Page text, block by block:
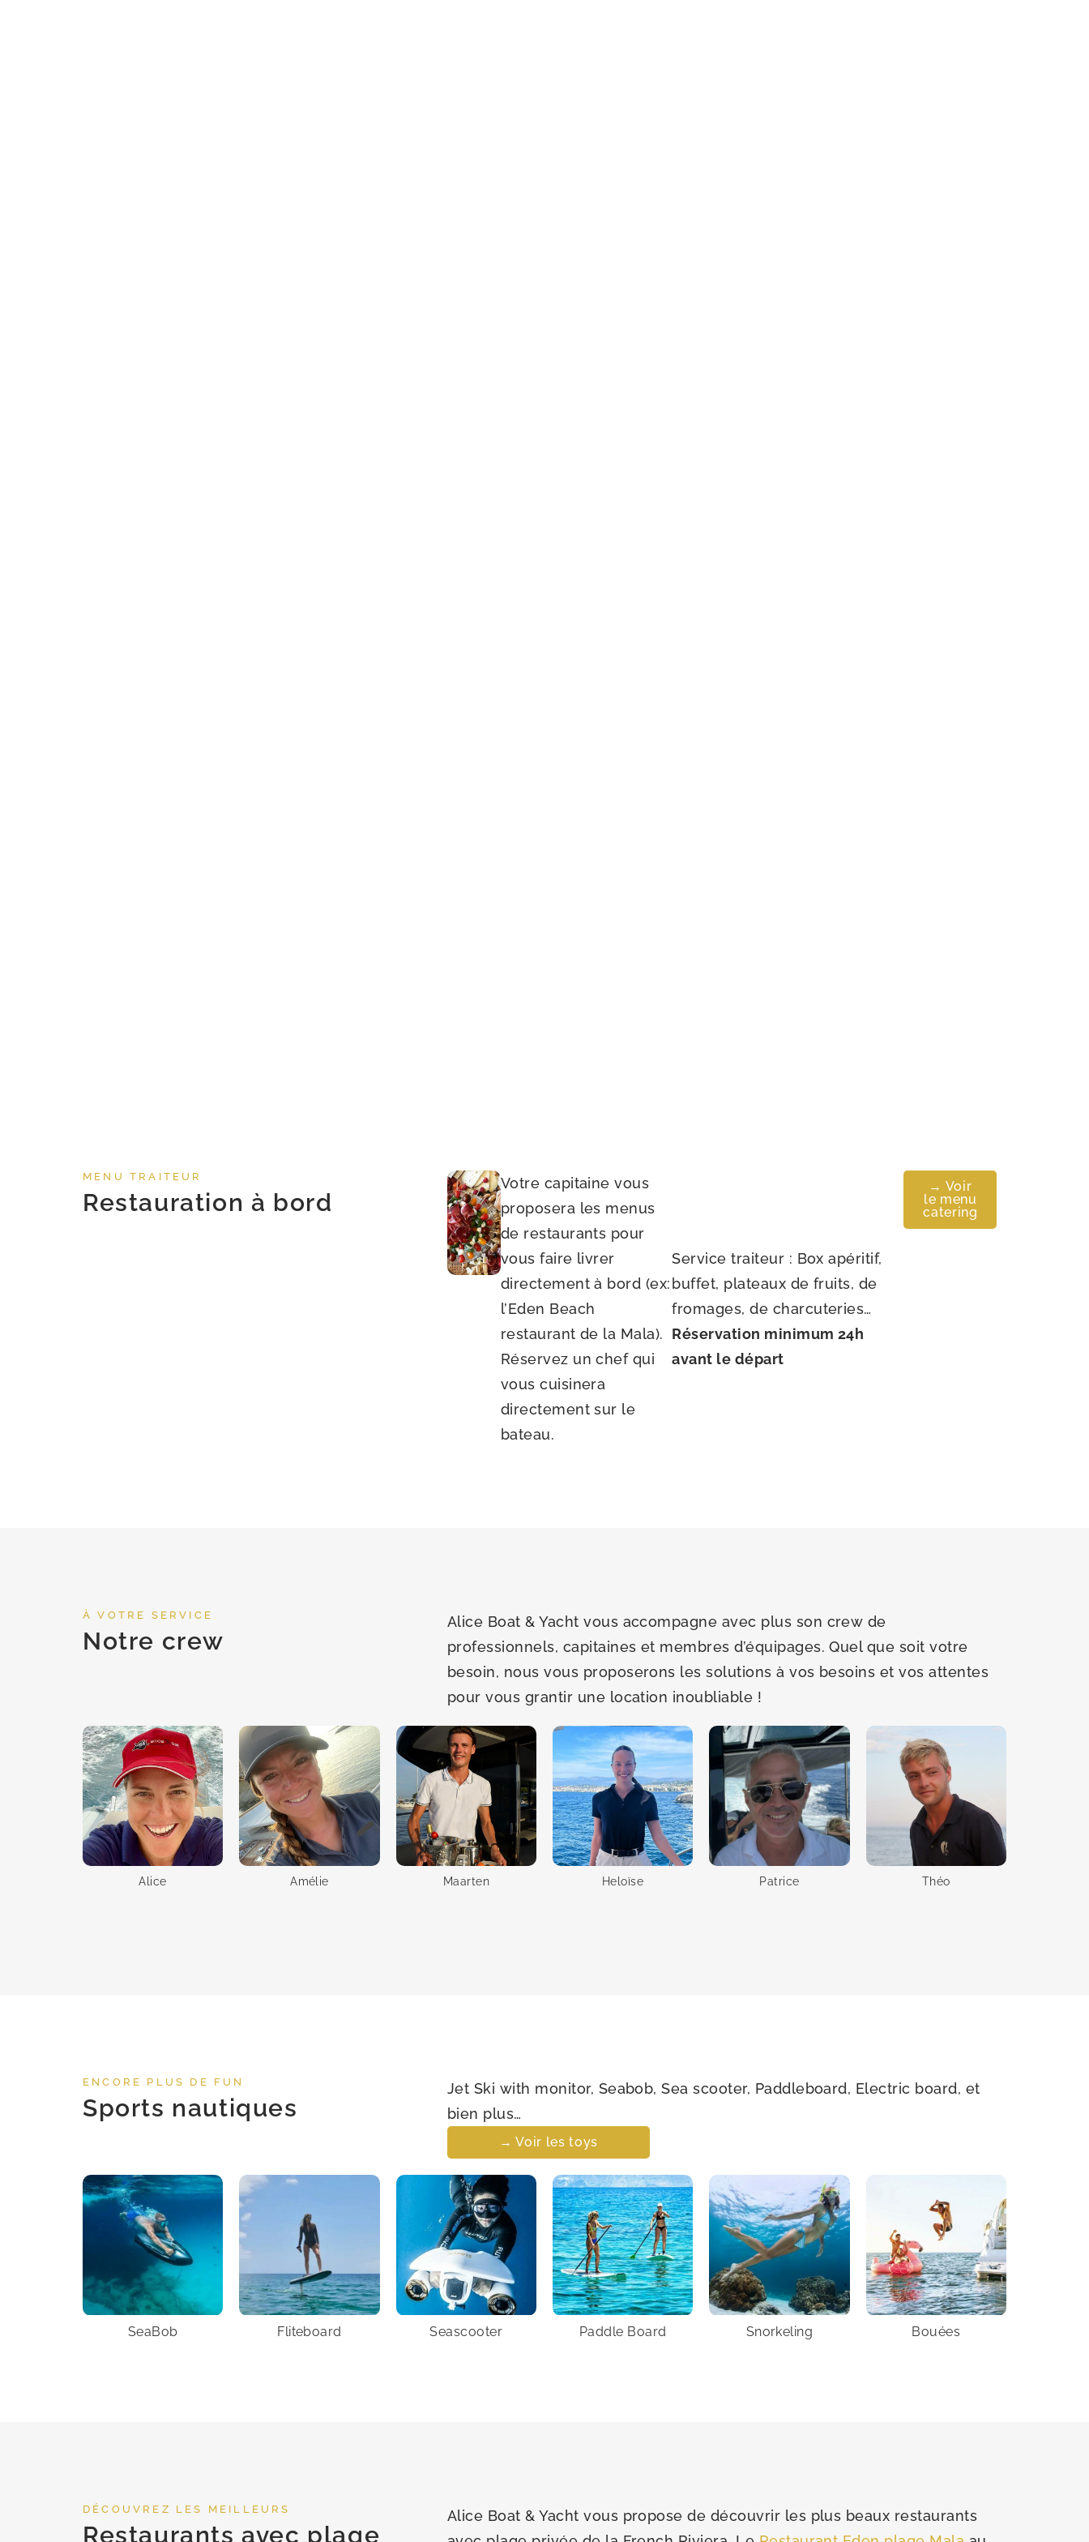
MENU TRAITEUR
Restauration à bord
Votre capitaine vous
proposera les menus
de restaurants pour
vous faire livrer
directement à bord (ex:
l’Eden Beach
restaurant de la Mala).
Réservez un chef qui
vous cuisinera
directement sur le
bateau.
Service traiteur : Box apéritif,
buffet, plateaux de fruits, de
fromages, de charcuteries…
Réservation minimum 24h
avant le départ
→ Voir
le menu
catering
À VOTRE SERVICE
Notre crew
Alice Boat & Yacht vous accompagne avec plus son crew de
professionnels, capitaines et membres d’équipages. Quel que soit votre
besoin, nous vous proposerons les solutions à vos besoins et vos attentes
pour vous grantir une location inoubliable !
Alice Amélie Maarten Heloïse Patrice Théo
ENCORE PLUS DE FUN
Sports nautiques
Jet Ski with monitor, Seabob, Sea scooter, Paddleboard, Electric board, et
bien plus…
→ Voir les toys
SeaBob Fliteboard Seascooter Paddle Board Snorkeling Bouées
DÉCOUVREZ LES MEILLEURS
Restaurants avec plage
Alice Boat & Yacht vous propose de découvrir les plus beaux restaurants